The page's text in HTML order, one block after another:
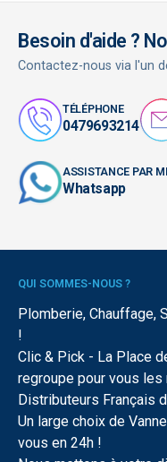
Besoin d'aide ?
Contactez-nous via l'un
TÉLÉPHONE
0479693214
ASSISTANCE PAR
Whatsapp
QUI SOMMES-NOUS ?
Plomberie, Chauffage,
!
Clic & Pick - La Place
regroupe pour vous
Distributeurs Français
Un large choix de
vous en 24h !